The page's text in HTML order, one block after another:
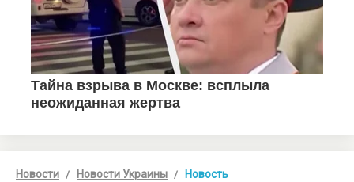
Новости Новости Украины Новость